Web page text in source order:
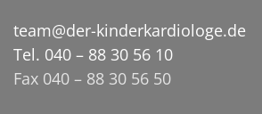
team@der-kinderkardiologe.de
Tel. 040 – 88 30 56 10
Fax 040 – 88 30 56 50